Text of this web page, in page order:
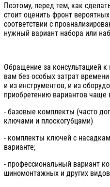
Поэтому, перед тем, как
стоит оценить фронт
соответствии с
нужный вариант набора или
Обращение за консультацией
вам без особых затрат
и из инструментов, и из
приобретению вариантов чаще
- базовые комплекты (часто
ключами и плоскогубцами)
- комплекты ключей с
варианте;
- профессиональный вариант
шиномонтажных и других